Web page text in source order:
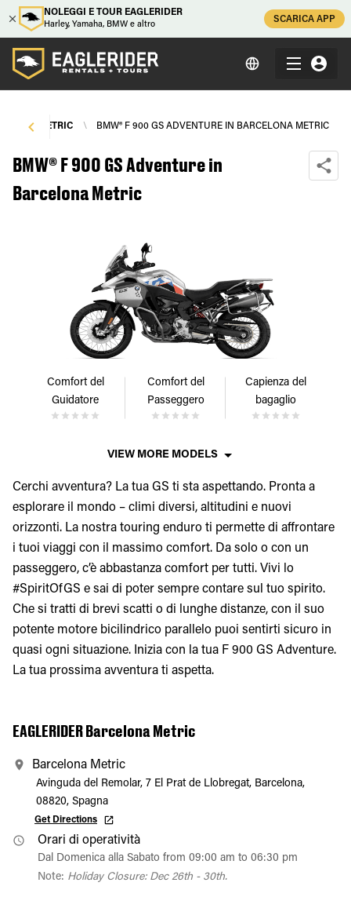
NOLEGGI E TOUR EAGLERIDER
Harley, Yamaha, BMW e altro
SCARICA APP
METRIC \ BMW® F 900 GS ADVENTURE IN BARCELONA METRIC
BMW® F 900 GS Adventure in
Barcelona Metric
Comfort del
Guidatore
Comfort del
Passeggero
Capienza del
bagaglio
VIEW MORE MODELS
Cerchi avventura? La tua GS ti sta aspettando. Pronta a
esplorare il mondo – climi diversi, altitudini e nuovi
orizzonti. La nostra touring enduro ti permette di affrontare
i tuoi viaggi con il massimo comfort. Da solo o con un
passeggero, c’è abbastanza comfort per tutti. Vivi lo
#SpiritOfGS e sai di poter sempre contare sul tuo spirito.
Che si tratti di brevi scatti o di lunghe distanze, con il suo
potente motore bicilindrico parallelo puoi sentirti sicuro in
quasi ogni situazione. Inizia con la tua F 900 GS Adventure.
La tua prossima avventura ti aspetta.
EAGLERIDER Barcelona Metric
Barcelona Metric
Avinguda del Remolar, 7 El Prat de Llobregat, Barcelona,
08820, Spagna
Get Directions
Orari di operatività
Dal Domenica alla Sabato from 09:00 am to 06:30 pm
Note: Holiday Closure: Dec 26th - 30th.